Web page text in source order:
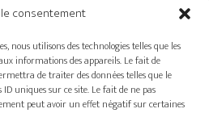
consentement
nous utilisons des technologies telles que les
informations des appareils. Le fait de
de traiter des données telles que le
uniques sur ce site. Le fait de ne pas
peut avoir un effet négatif sur certaines